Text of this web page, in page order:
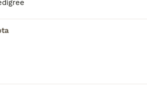
adquirir un
Welsh Corgi?